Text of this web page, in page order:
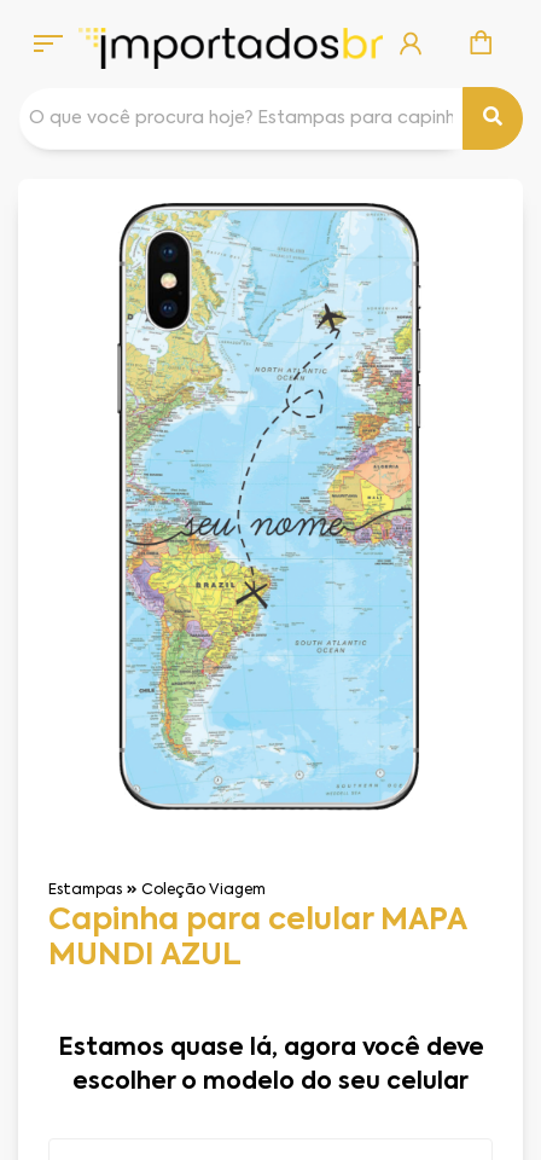
Estampas Coleção Viagem
Capinha para celular MAPA
MUNDI AZUL
Estamos quase lá, agora você deve
escolher o modelo do seu celular